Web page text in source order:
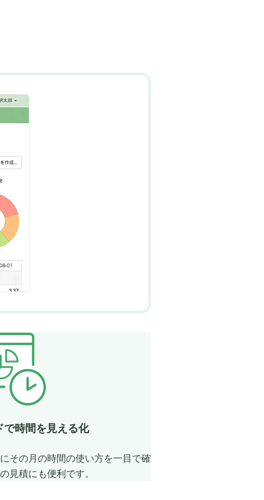
時間を見える化
その月の時間の使い方を一目で確
見積にも便利です。